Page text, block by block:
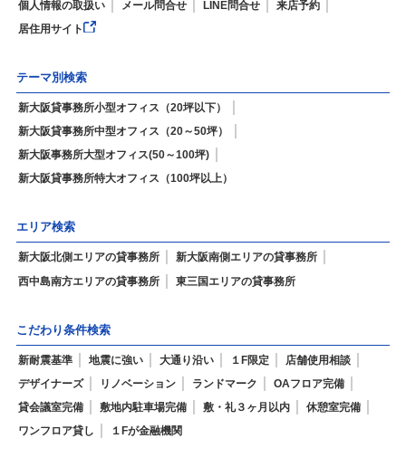
個人情報の取扱い
メール問合せ LINE問合せ
来店予約
居住用サイト
テーマ別検索
新大阪貸事務所小型オフィス（20坪以下）
新大阪貸事務所中型オフィス（20～50坪）
新大阪事務所大型オフィス(50～100坪)
新大阪貸事務所特大オフィス（100坪以上）
エリア検索
新大阪北側エリアの貸事務所
新大阪南側エリアの貸事務所
西中島南方エリアの貸事務所
東三国エリアの貸事務所
こだわり条件検索
新耐震基準 地震に強い 大通り沿い １F限定
店舗使用相談
デザイナーズ
リノベーション ランドマーク
OAフロア完備
貸会議室完備
敷地内駐車場完備 敷・礼３ヶ月以内
休憩室完備
ワンフロア貸し
１Fが金融機関